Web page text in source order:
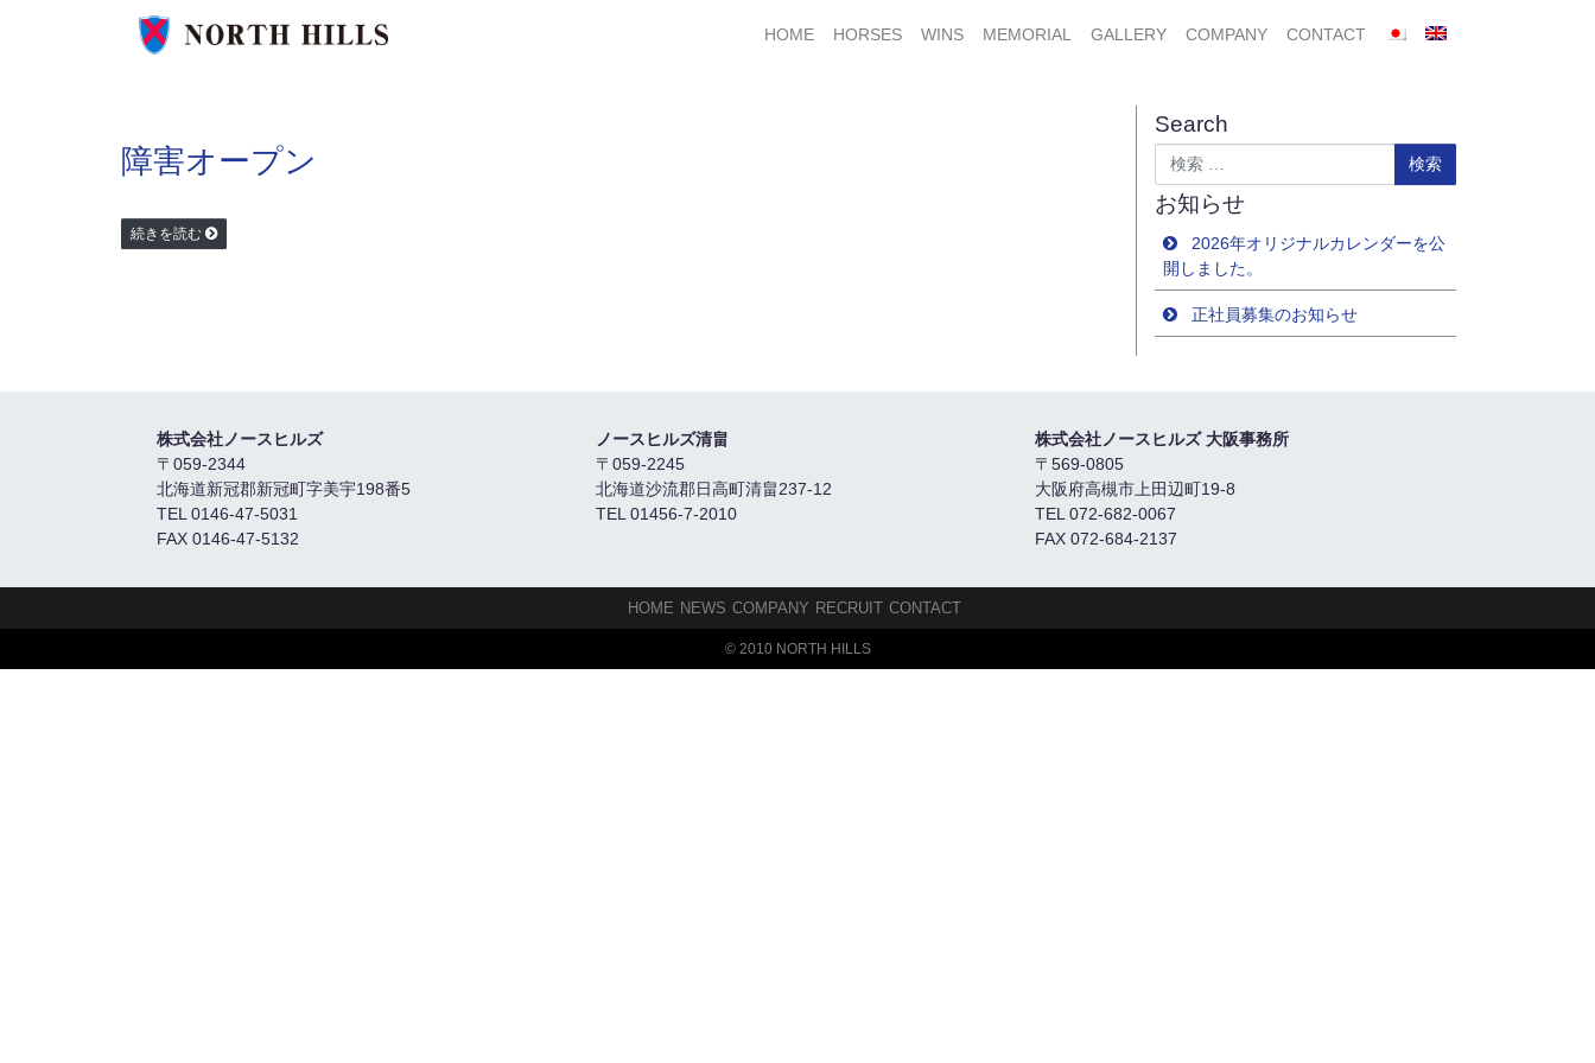
HOME
HORSES WINS MEMORIAL GALLERY COMPANY CONTACT
障害オープン
続きを読む
Search
検索
お知らせ
2026年オリジナルカレンダーを公
開しました。
正社員募集のお知らせ
株式会社ノースヒルズ
〒059-2344
北海道新冠郡新冠町字美宇198番5
TEL 0146-47-5031
FAX 0146-47-5132
ノースヒルズ清畠
〒059-2245
北海道沙流郡日高町清畠237-12
TEL 01456-7-2010
株式会社ノースヒルズ 大阪事務所
〒569-0805
大阪府高槻市上田辺町19-8
TEL 072-682-0067
FAX 072-684-2137
HOME NEWS COMPANY RECRUIT CONTACT
© 2010 NORTH HILLS